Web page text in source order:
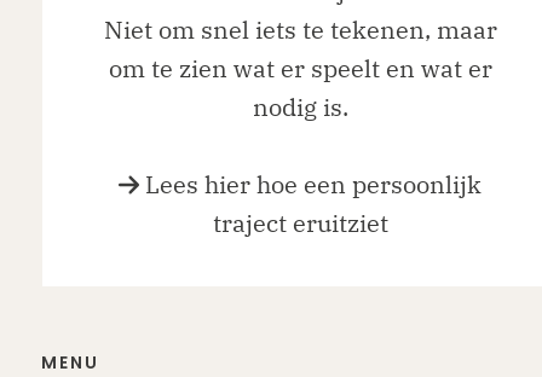
Niet om snel iets te tekenen, maar
om te zien wat er speelt en wat er
nodig is.
Lees hier hoe een persoonlijk
traject eruitziet
MENU